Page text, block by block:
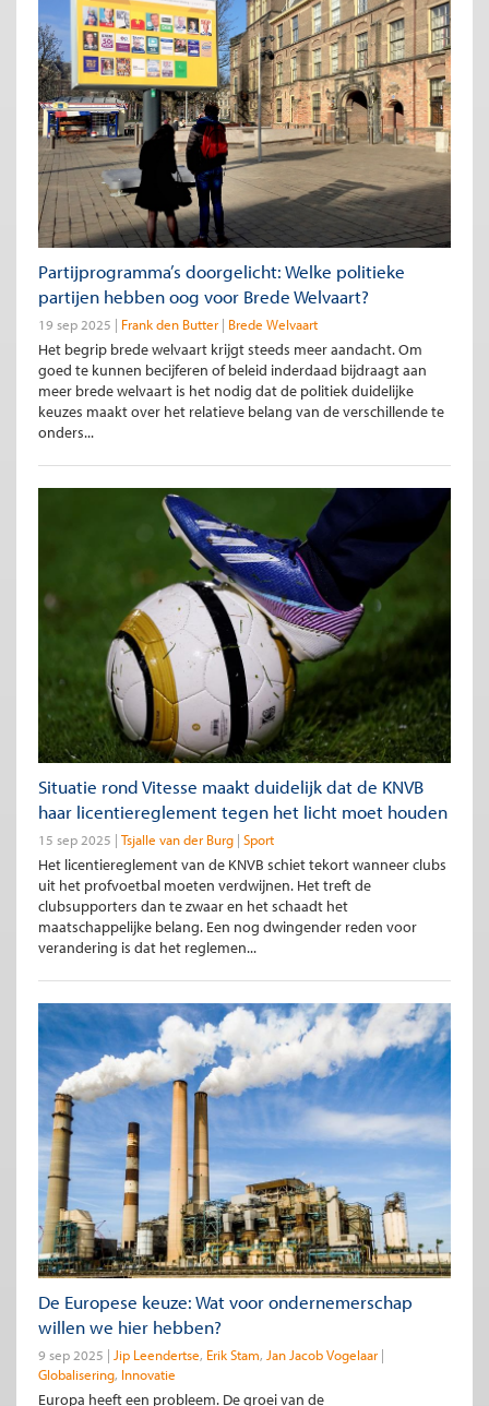
Partijprogramma’s doorgelicht: Welke politieke
partijen hebben oog voor Brede Welvaart?
19 sep 2025 Frank den Butter Brede Welvaart
Het begrip brede welvaart krijgt steeds meer aandacht. Om
goed te kunnen becijferen of beleid inderdaad bijdraagt aan
meer brede welvaart is het nodig dat de politiek duidelijke
keuzes maakt over het relatieve belang van de verschillende te
onders...
Situatie rond Vitesse maakt duidelijk dat de KNVB
haar licentiereglement tegen het licht moet houden
15 sep 2025 Tsjalle van der Burg Sport
Het licentiereglement van de KNVB schiet tekort wanneer clubs
uit het profvoetbal moeten verdwijnen. Het treft de
clubsupporters dan te zwaar en het schaadt het
maatschappelijke belang. Een nog dwingender reden voor
verandering is dat het reglemen...
De Europese keuze: Wat voor ondernemerschap
willen we hier hebben?
9 sep 2025 Jip Leendertse Erik Stam Jan Jacob Vogelaar
Globalisering Innovatie
Europa heeft een probleem. De groei van de